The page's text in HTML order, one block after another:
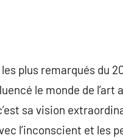
plus remarqués du
le monde de l’art
sa vision
l’inconscient et les